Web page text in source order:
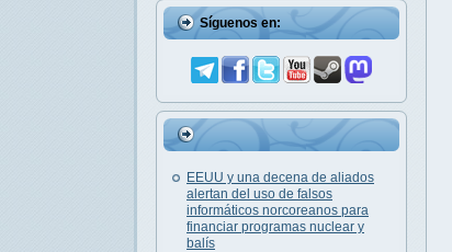
Síguenos en:
EEUU y una decena de aliados
alertan del uso de falsos
informáticos norcoreanos para
financiar programas nuclear y
balís